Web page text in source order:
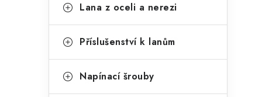
Lana z oceli a nerezi
Příslušenství k lanům
Napínací šrouby